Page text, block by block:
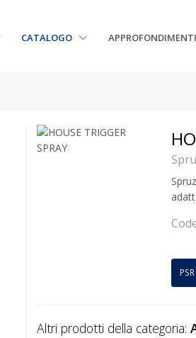
CATALOGO APPROFONDIMENTI
Altri prodotti della categoria: